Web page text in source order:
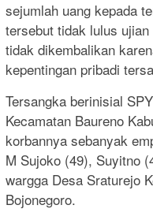
sejumlah uang kepada
tersebut tidak lulus
tidak dikembalikan
kepentingan pribadi
Tersangka berinisial
Kecamatan Baureno
korbannya sebanyak
M Sujoko (49), Suyitno
wargga Desa Sraturejo
Bojonegoro.